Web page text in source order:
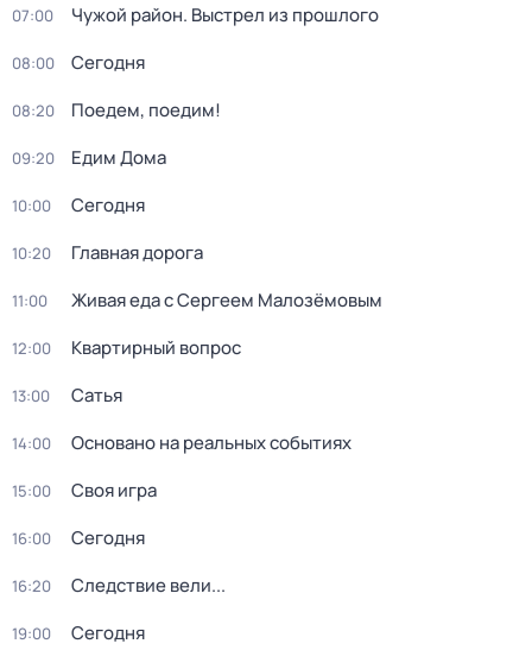
07:00 Чужой район. Выстрел из прошлого
08:00 Сегодня
08:20 Поедем, поедим!
09:20 Едим Дома
10:00 Сегодня
10:20 Главная дорога
11:00 Живая еда с Сергеем Малозёмовым
12:00 Квартирный вопрос
13:00 Сатья
14:00 Основано на реальных событиях
15:00 Своя игра
16:00 Сегодня
16:20 Следствие вели...
19:00 Сегодня